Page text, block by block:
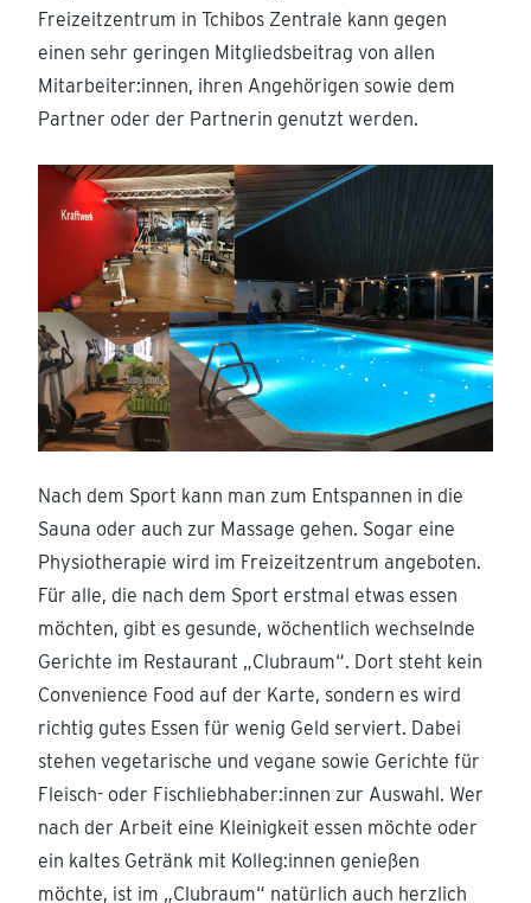
Freizeitzentrum in Tchibos Zentrale kann gegen
einen sehr geringen Mitgliedsbeitrag von allen
Mitarbeiter:innen, ihren Angehörigen sowie dem
Partner oder der Partnerin genutzt werden.
Nach dem Sport kann man zum Entspannen in die
Sauna oder auch zur Massage gehen. Sogar eine
Physiotherapie wird im Freizeitzentrum angeboten.
Für alle, die nach dem Sport erstmal etwas essen
möchten, gibt es gesunde, wöchentlich wechselnde
Gerichte im Restaurant „Clubraum“. Dort steht kein
Convenience Food auf der Karte, sondern es wird
richtig gutes Essen für wenig Geld serviert. Dabei
stehen vegetarische und vegane sowie Gerichte für
Fleisch- oder Fischliebhaber:innen zur Auswahl. Wer
nach der Arbeit eine Kleinigkeit essen möchte oder
ein kaltes Getränk mit Kolleg:innen genießen
möchte, ist im „Clubraum“ natürlich auch herzlich